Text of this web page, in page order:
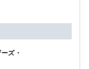
ズ・